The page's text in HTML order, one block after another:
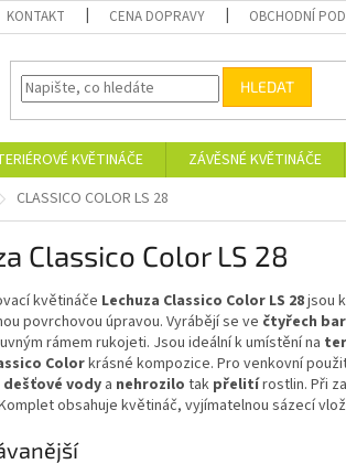
KONTAKT CENA DOPRAVY OBCHODNÍ
HLEDAT
KVĚTINÁČE ZÁVĚSNÉ KVĚTINÁČE
CLASSICO COLOR LS 28
Classico Color LS 28
květináče Lechuza Classico Color LS 28jsou
povrchovou úpravou. Vyrábějí se ve čtyřech
rámem rukojeti. Jsou ideální k umístění na
Colorkrásné kompozice. Pro venkovní
vody a nehrozilo tak přelitírostlin. Při
obsahuje květináč, vyjímatelnou sázecí